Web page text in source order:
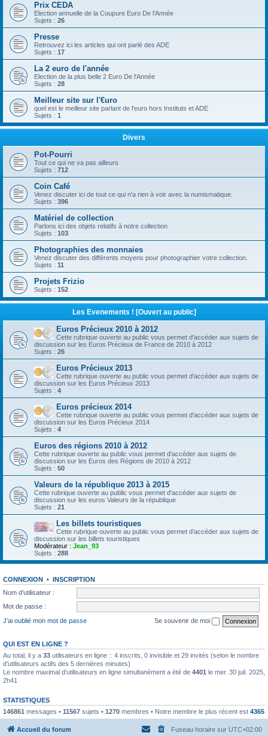
Prix CEDA
Election annuelle de la Coupure Euro De l'Année
Sujets : 26
Presse
Retrouvez ici les articles qui ont parlé des ADE
Sujets : 17
La 2 euro de l'année
Election de la plus belle 2 Euro De l'Année
Sujets : 28
Meilleur site sur l'€uro
quel est le meilleur site parlant de l'euro hors Instituts et ADE
Sujets : 1
Divers
Pot-Pourri
Tout ce qui ne va pas ailleurs
Sujets : 712
Coin Café
Venez discuter ici de tout ce qui n'a rien à voir avec la numismatique.
Sujets : 396
Matériel de collection
Parlons ici des objets relatifs à notre collection
Sujets : 103
Photographies des monnaies
Venez discuter des différents moyens pour photographier votre collection.
Sujets : 11
Projets Frizio
Sujets : 152
Les Evenements ! [Ouvert au public]
Euros Précieux 2010 à 2012
Cette rubrique ouverte au public vous permet d'accéder aux sujets de
discussion sur les Euros Précieux de France de 2010 à 2012
Sujets : 26
Euros Précieux 2013
Cette rubrique ouverte au public vous permet d'accéder aux sujets de
discussion sur les Euros Précieux 2013
Sujets : 4
Euros précieux 2014
Cette rubrique ouverte au public vous permet d'accéder aux sujets de
discussion sur les Euros Précieux 2014
Sujets : 4
Euros des régions 2010 à 2012
Cette rubrique ouverte au public vous permet d'accéder aux sujets de
discussion sur les Euros des Régions de 2010 à 2012
Sujets : 50
Valeurs de la république 2013 à 2015
Cette rubrique ouverte au public vous permet d'accéder aux sujets de
discussion sur les euros Valeurs de la république
Sujets : 21
Les billets touristiques
Cette rubrique ouverte au public vous permet d'accéder aux sujets de
discussion sur les billets touristiques
Modérateur : Jean_93
Sujets : 288
CONNEXION • INSCRIPTION
Nom d’utilisateur :
Mot de passe :
J’ai oublié mon mot de passe
Se souvenir de moi
QUI EST EN LIGNE ?
Au total, il y a 33 utilisateurs en ligne :: 4 inscrits, 0 invisible et 29 invités (selon le nombre
d’utilisateurs actifs des 5 dernières minutes)
Le nombre maximal d’utilisateurs en ligne simultanément a été de 4401 le mer. 30 juil. 2025,
2h41
STATISTIQUES
146861 messages • 11567 sujets • 1270 membres • Notre membre le plus récent est 4365
Accueil du forum Fuseau horaire sur UTC+02:00